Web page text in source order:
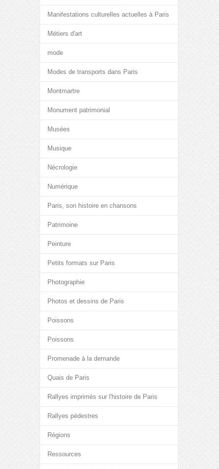
Manifestations culturelles actuelles à Paris
Métiers d'art
mode
Modes de transports dans Paris
Montmartre
Monument patrimonial
Musées
Musique
Nécrologie
Numérique
Paris, son histoire en chansons
Patrimoine
Peinture
Petits formats sur Paris
Photographie
Photos et dessins de Paris
Poissons
Poissons
Promenade à la demande
Quais de Paris
Rallyes imprimés sur l'histoire de Paris
Rallyes pédestres
Régions
Ressources